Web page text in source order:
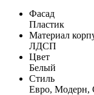
Фасад
Пластик
Материал
ЛДСП
Цвет
Белый
Стиль
Евро, Модерн,